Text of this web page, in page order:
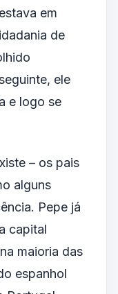
em
de
ele
e logo se
– os pais
alguns
Pepe já
capital
maioria das
espanhol